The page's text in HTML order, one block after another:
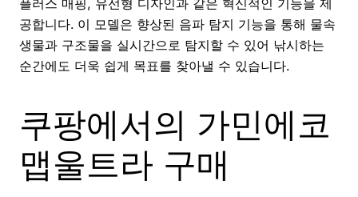
플러스 매핑, 유선형 디자인과 같은 혁신적인 기능을 제
공합니다. 이 모델은 향상된 음파 탐지 기능을 통해 물속
생물과 구조물을 실시간으로 탐지할 수 있어 낚시하는
순간에도 더욱 쉽게 목표를 찾아낼 수 있습니다.
쿠팡에서의 가민에코
맵울트라 구매